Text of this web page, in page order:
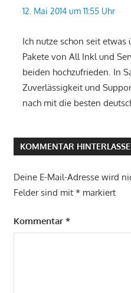
12. Mai 2014 um 11:55 Uhr
Ich nutze schon seit etwas
Pakete von All Inkl und
beiden hochzufrieden. In
Zuverlässigkeit und
nach mit die besten
KOMMENTAR
Deine E-Mail-Adresse wird
Felder sind mit *markiert
Kommentar *